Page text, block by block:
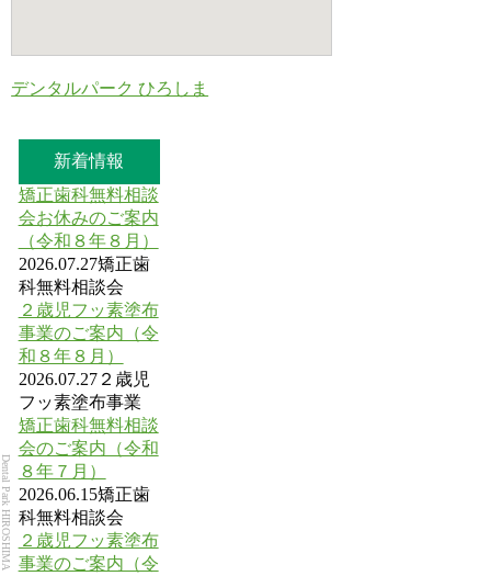
Dental Park HIROSHIMA
デンタルパーク ひろしま
新着情報
矯正歯科無料相談
会お休みのご案内
（令和８年８月）
2026.07.27矯正歯
科無料相談会
２歳児フッ素塗布
事業のご案内（令
和８年８月）
2026.07.27２歳児
フッ素塗布事業
矯正歯科無料相談
会のご案内（令和
８年７月）
2026.06.15矯正歯
科無料相談会
２歳児フッ素塗布
事業のご案内（令